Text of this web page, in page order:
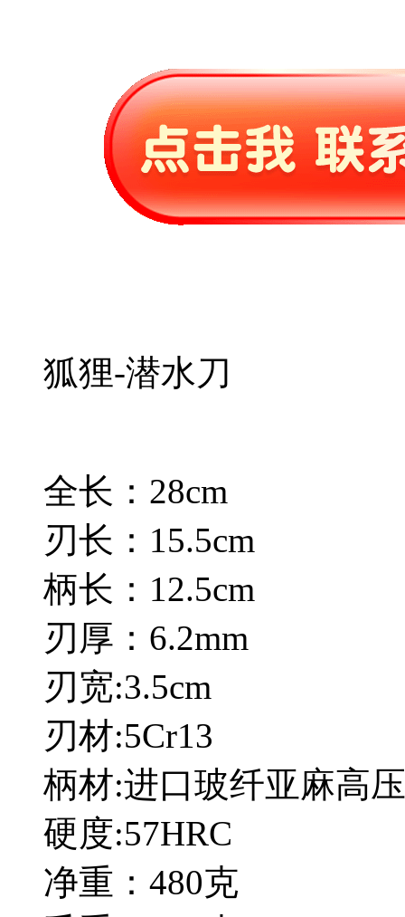
狐狸-潜水刀
全长：28cm
刃长：15.5cm
柄长：12.5cm
刃厚：6.2mm
刃宽:3.5cm
刃材:5Cr13
柄材:进口玻纤亚麻高
硬度:57HRC
净重：480克